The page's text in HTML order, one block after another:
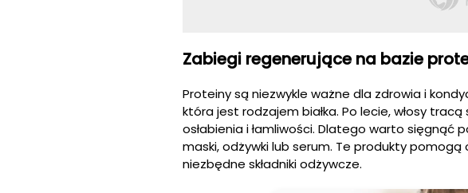
Zabiegi regenerujące na bazie
Proteiny są niezwykle ważne dla zdrowia i
która jest rodzajem białka. Po lecie, włosy
osłabienia i łamliwości. Dlatego warto
maski, odżywki lub serum. Te produkty
niezbędne składniki odżywcze.